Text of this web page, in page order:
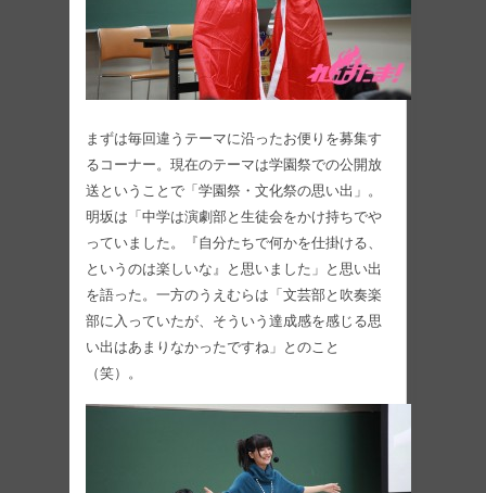
まずは毎回違うテーマに沿ったお便りを募集す
るコーナー。現在のテーマは学園祭での公開放
送ということで「学園祭・文化祭の思い出」。
明坂は「中学は演劇部と生徒会をかけ持ちでや
っていました。『自分たちで何かを仕掛ける、
というのは楽しいな』と思いました」と思い出
を語った。一方のうえむらは「文芸部と吹奏楽
部に入っていたが、そういう達成感を感じる思
い出はあまりなかったですね」とのこと
（笑）。